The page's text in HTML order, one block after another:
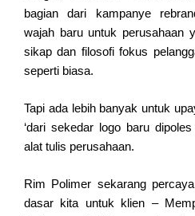
bagian dari kampanye
wajah baru untuk perusahaan
sikap dan filosofi fokus
seperti biasa.
Tapi ada lebih banyak untuk
‘dari sekedar logo baru
alat tulis perusahaan.
Rim Polimer sekarang
dasar kita untuk klien –